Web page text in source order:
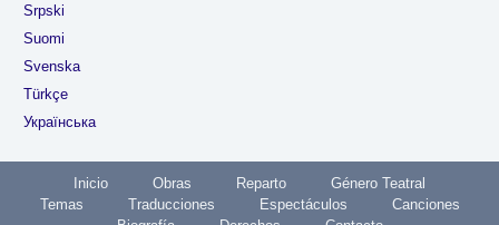
Srpski
Suomi
Svenska
Türkçe
Українська
Inicio Obras Reparto
Género Teatral
Temas
Traducciones Espectáculos
Canciones